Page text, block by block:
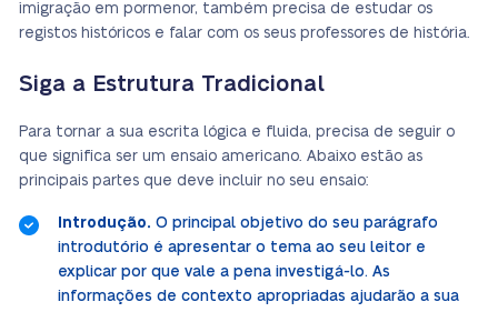
imigração em pormenor, também precisa de estudar os
registos históricos e falar com os seus professores de história.
Siga a Estrutura Tradicional
Para tornar a sua escrita lógica e fluida, precisa de seguir o
que significa ser um ensaio americano. Abaixo estão as
principais partes que deve incluir no seu ensaio:
Introdução. O principal objetivo do seu parágrafo
introdutório é apresentar o tema ao seu leitor e
explicar por que vale a pena investigá-lo. As
informações de contexto apropriadas ajudarão a sua